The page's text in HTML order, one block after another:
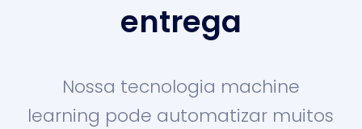
entrega
Nossa tecnologia machine
learning pode automatizar muitos